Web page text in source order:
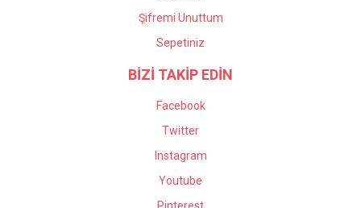
Şifremi Unuttum
Sepetiniz
BİZİ TAKİP EDİN
Facebook
Twitter
Instagram
Youtube